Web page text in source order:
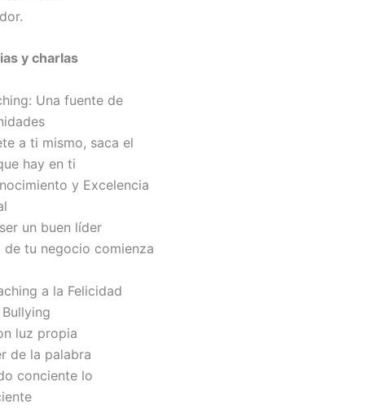
y charlas
Una fuente de
a ti mismo, saca el
hay en ti
y Excelencia
un buen líder
de tu negocio comienza
a la Felicidad
luz propia
de la palabra
conciente lo